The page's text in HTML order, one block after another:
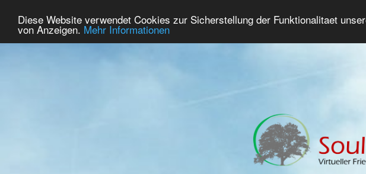
Diese Website verwendet Cookies zur Sicherstellung der Funktionalitaet
von Anzeigen. Mehr Informationen
Home Premium Gedenken Trauerforum